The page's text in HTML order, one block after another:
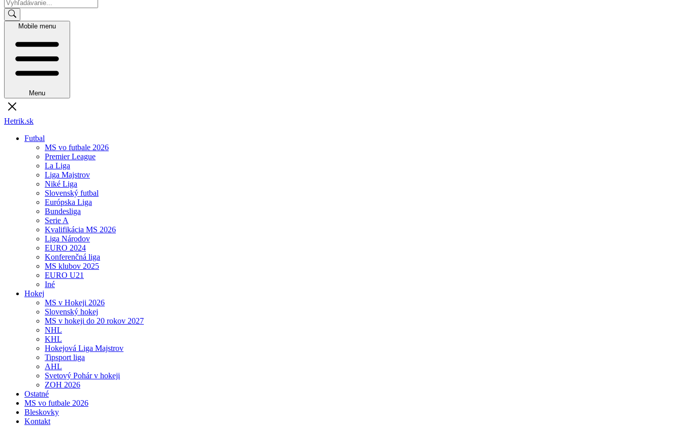
Mobile menu
Menu
Hetrik.sk
Futbal
MS vo futbale 2026
Premier League
La Liga
Liga Majstrov
Niké Liga
Slovenský futbal
Európska Liga
Bundesliga
Serie A
Kvalifikácia MS 2026
Liga Národov
EURO 2024
Konferenčná liga
MS klubov 2025
EURO U21
Iné
Hokej
MS v Hokeji 2026
Slovenský hokej
MS v hokeji do 20 rokov 2027
NHL
KHL
Hokejová Liga Majstrov
Tipsport liga
AHL
Svetový Pohár v hokeji
ZOH 2026
Ostatné
MS vo futbale 2026
Bleskovky
Kontakt